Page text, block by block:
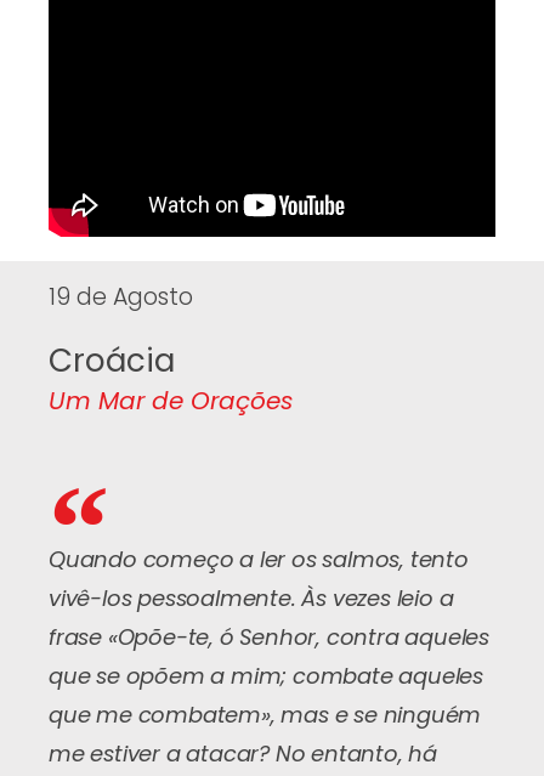
19 de Agosto
Croácia
Um Mar de Orações
Quando começo a ler os salmos, tento
vivê-los pessoalmente. Às vezes leio a
frase «Opõe-te, ó Senhor, contra aqueles
que se opõem a mim; combate aqueles
que me combatem», mas e se ninguém
me estiver a atacar? No entanto, há